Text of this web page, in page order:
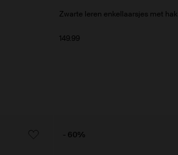
Zwarte leren enkellaarsjes met hak
149.99
- 60%